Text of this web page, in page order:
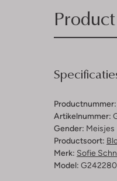
Productnummer:
Artikelnummer:
Gender: Meisjes
Productsoort:
Merk: Sofie
Model: G242280